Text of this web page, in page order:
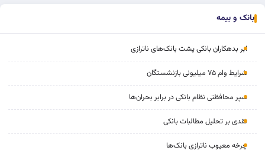
بانک و بیمه
ابر بدهکاران بانکی پشت بانک‌های ناترازی
شرایط وام ۷۵ میلیونی بازنشستگان
سپر محافظتی نظام بانکی در برابر بحران‌ها
نقدی بر تحلیل مطالبات بانکی
چرخه‌ معیوب ناترازی بانک‌ها